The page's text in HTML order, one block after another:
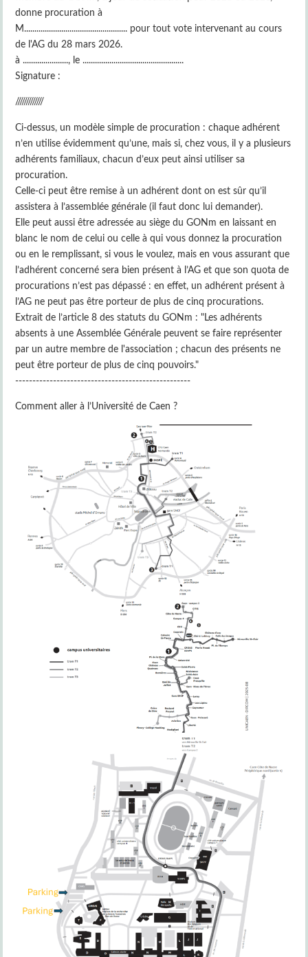
donne procuration à
M.................................................. pour tout vote intervenant au cours
de l'AG du 28 mars 2026.
à ......................, le .................................................
Signature :
/////////////
Ci-dessus, un modèle simple de procuration : chaque adhérent
n’en utilise évidemment qu’une, mais si, chez vous, il y a plusieurs
adhérents familiaux, chacun d’eux peut ainsi utiliser sa
procuration.
Celle-ci peut être remise à un adhérent dont on est sûr qu’il
assistera à l’assemblée générale (il faut donc lui demander).
Elle peut aussi être adressée au siège du GONm en laissant en
blanc le nom de celui ou celle à qui vous donnez la procuration
ou en le remplissant, si vous le voulez, mais en vous assurant que
l’adhérent concerné sera bien présent à l’AG et que son quota de
procurations n’est pas dépassé : en effet, un adhérent présent à
l’AG ne peut pas être porteur de plus de cinq procurations.
Extrait de l’article 8 des statuts du GONm : "Les adhérents
absents à une Assemblée Générale peuvent se faire représenter
par un autre membre de l'association ; chacun des présents ne
peut être porteur de plus de cinq pouvoirs."
---------------------------------------------------
Comment aller à l’Université de Caen ?